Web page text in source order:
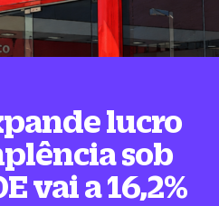
lucro
sob
vai a 16,2%